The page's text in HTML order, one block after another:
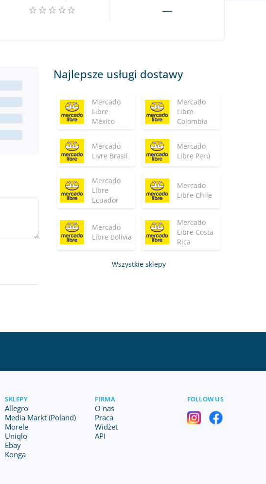
—
Najlepsze usługi dostawy
Mercado
Libre
México
Mercado
Libre
Colombia
Mercado
Livre Brasil
Mercado
Libre Perú
Mercado
Libre
Ecuador
Mercado
Libre Chile
Mercado
Libre Bolivia
Mercado
Libre Costa
Rica
Wszystkie sklepy
SKLEPY
Allegro
Media Markt (Poland)
Morele
Uniqlo
Ebay
Konga
FIRMA
O nas
Praca
Widżet
API
FOLLOW US